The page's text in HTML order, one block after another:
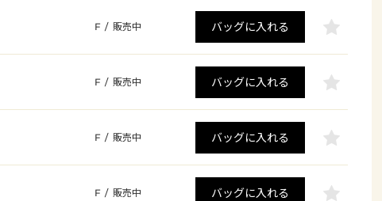
F / 販売中 バッグに入れる
F / 販売中 バッグに入れる
F / 販売中 バッグに入れる
F / 販売中 バッグに入れる